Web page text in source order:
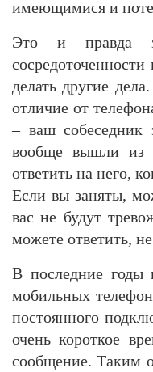
имеющимися и
Это и правда
делать другие
отличие от
– ваш
вообще вышли из
ответить на него,
Если вы заняты,
вас не будут
можете ответить,
В последние годы
мобильных
постоянного
очень короткое
сообщение. Таким